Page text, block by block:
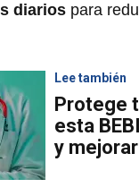
diarios para
Lee también
Protege
esta
y